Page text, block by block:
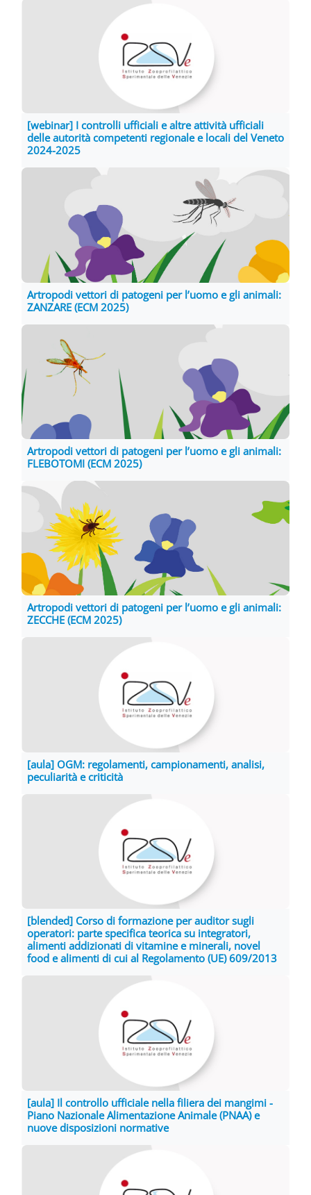
[webinar] I controlli ufficiali e altre attività ufficiali
delle autorità competenti regionale e locali del Veneto
2024-2025
Artropodi vettori di patogeni per l’uomo e gli animali:
ZANZARE (ECM 2025)
Artropodi vettori di patogeni per l’uomo e gli animali:
FLEBOTOMI (ECM 2025)
Artropodi vettori di patogeni per l’uomo e gli animali:
ZECCHE (ECM 2025)
[aula] OGM: regolamenti, campionamenti, analisi,
peculiarità e criticità
[blended] Corso di formazione per auditor sugli
operatori: parte specifica teorica su integratori,
alimenti addizionati di vitamine e minerali, novel
food e alimenti di cui al Regolamento (UE) 609/2013
[aula] Il controllo ufficiale nella filiera dei mangimi -
Piano Nazionale Alimentazione Animale (PNAA) e
nuove disposizioni normative